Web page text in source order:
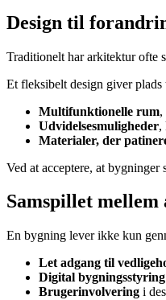
Design til
Traditionelt har arkitektur ofte
Et fleksibelt design giver
Multifunktionelle rum,
Udvidelsesmuligheder,
Materialer, der
Ved at acceptere, at
Samspillet
En bygning lever ikke kun
Let adgang til
Digital bygningsstyring
Brugerinvolvering i